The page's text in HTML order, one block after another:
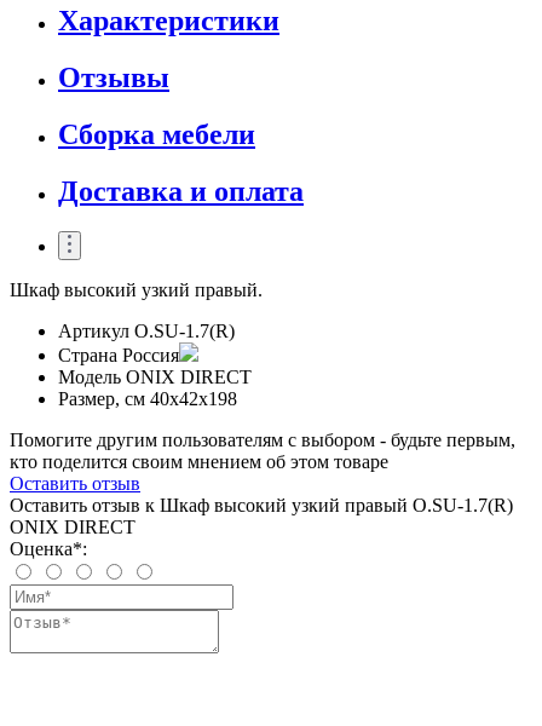
Характеристики
Отзывы
Сборка мебели
Доставка и оплата
Шкаф высокий узкий правый.
Артикул O.SU-1.7(R)
Страна Россия
Модель ONIX DIRECT
Размер, см 40x42x198
Помогите другим пользователям с выбором - будьте первым,
кто поделится своим мнением об этом товаре
Оставить отзыв
Оставить отзыв к Шкаф высокий узкий правый O.SU-1.7(R)
ONIX DIRECT
Оценка*: